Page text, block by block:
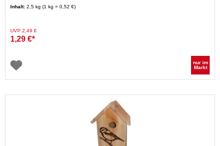
Inhalt: 2,5 kg (1 kg = 0,52 €)
Preis reduziert von
UVP 2,49 €auf
1,29 €*
nur im
Markt